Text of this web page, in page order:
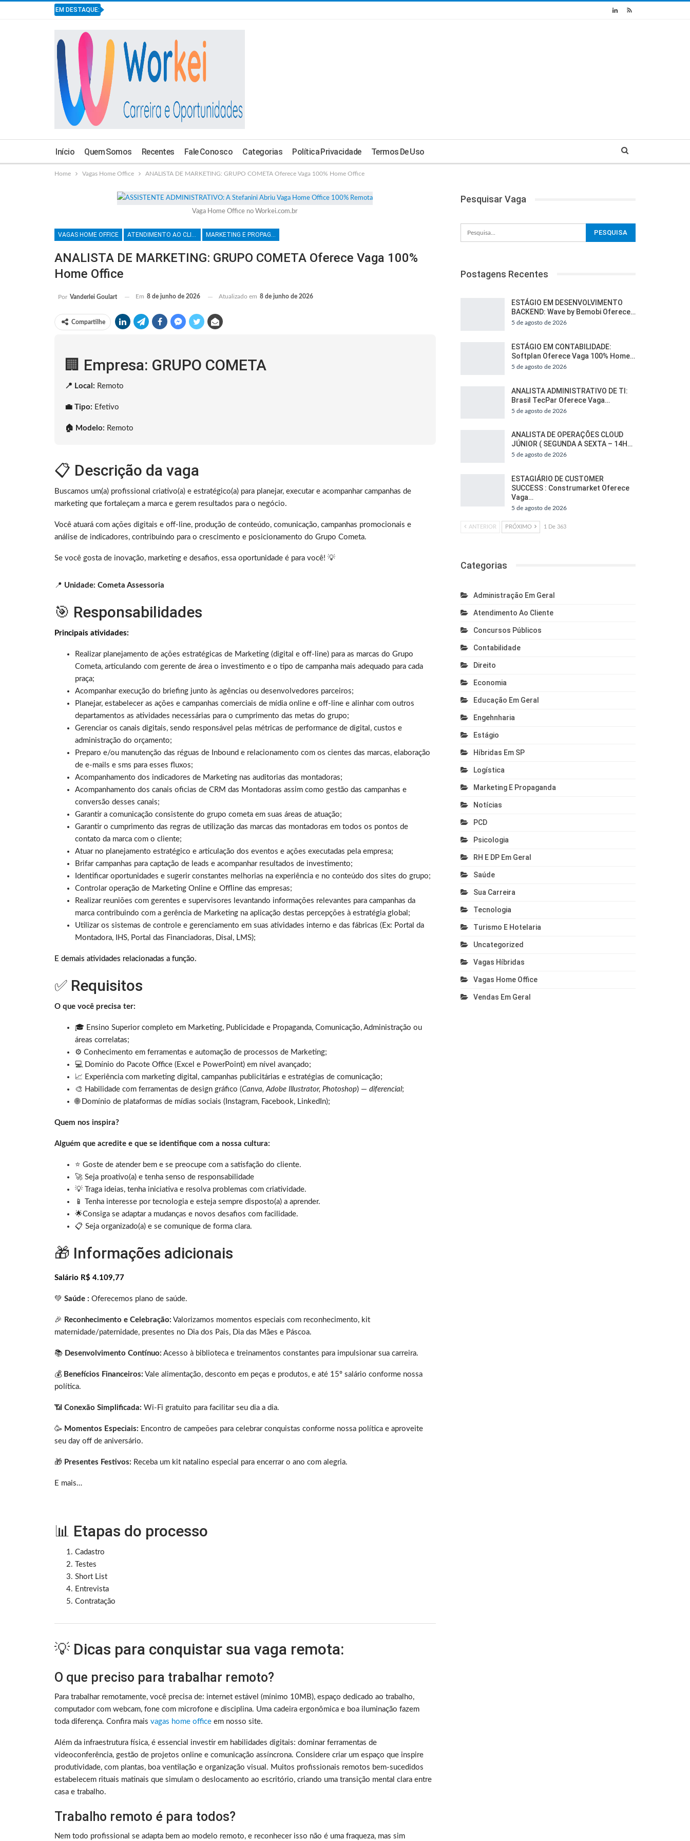
EM DESTAQUE:
Início Quem Somos Recentes Fale Conosco Categorias Política Privacidade Termos De Uso
Home Vagas Home Office ANALISTA DE MARKETING: GRUPO COMETA Oferece Vaga 100% Home Office
Vaga Home Office no Workei.com.br
VAGAS HOME OFFICE ATENDIMENTO AO CLIENTE MARKETING E PROPAGANDA
ANALISTA DE MARKETING: GRUPO COMETA Oferece Vaga 100%
Home Office
Por Vanderlei Goulart Em 8 de junho de 2026 Atualizado em 8 de junho de 2026
Compartilhe
🏢 Empresa: GRUPO COMETA
📍 Local: Remoto
💼 Tipo: Efetivo
🏠 Modelo: Remoto
📋 Descrição da vaga
Buscamos um(a) profissional criativo(a) e estratégico(a) para planejar, executar e acompanhar campanhas de
marketing que fortaleçam a marca e gerem resultados para o negócio.
Você atuará com ações digitais e off-line, produção de conteúdo, comunicação, campanhas promocionais e
análise de indicadores, contribuindo para o crescimento e posicionamento do Grupo Cometa.
Se você gosta de inovação, marketing e desafios, essa oportunidade é para você! 💡
📍 Unidade: Cometa Assessoria
🎯 Responsabilidades
Principais atividades:
Realizar planejamento de ações estratégicas de Marketing (digital e off-line) para as marcas do Grupo
Cometa, articulando com gerente de área o investimento e o tipo de campanha mais adequado para cada
praça;
Acompanhar execução do briefing junto às agências ou desenvolvedores parceiros;
Planejar, estabelecer as ações e campanhas comerciais de mídia online e off-line e alinhar com outros
departamentos as atividades necessárias para o cumprimento das metas do grupo;
Gerenciar os canais digitais, sendo responsável pelas métricas de performance de digital, custos e
administração do orçamento;
Preparo e/ou manutenção das réguas de Inbound e relacionamento com os cientes das marcas, elaboração
de e-mails e sms para esses fluxos;
Acompanhamento dos indicadores de Marketing nas auditorias das montadoras;
Acompanhamento dos canais oficias de CRM das Montadoras assim como gestão das campanhas e
conversão desses canais;
Garantir a comunicação consistente do grupo cometa em suas áreas de atuação;
Garantir o cumprimento das regras de utilização das marcas das montadoras em todos os pontos de
contato da marca com o cliente;
Atuar no planejamento estratégico e articulação dos eventos e ações executadas pela empresa;
Brifar campanhas para captação de leads e acompanhar resultados de investimento;
Identificar oportunidades e sugerir constantes melhorias na experiência e no conteúdo dos sites do grupo;
Controlar operação de Marketing Online e Offline das empresas;
Realizar reuniões com gerentes e supervisores levantando informações relevantes para campanhas da
marca contribuindo com a gerência de Marketing na aplicação destas percepções à estratégia global;
Utilizar os sistemas de controle e gerenciamento em suas atividades interno e das fábricas (Ex: Portal da
Montadora, IHS, Portal das Financiadoras, Disal, LMS);
E demais atividades relacionadas a função.
✅ Requisitos
O que você precisa ter:
🎓 Ensino Superior completo em Marketing, Publicidade e Propaganda, Comunicação, Administração ou
áreas correlatas;
⚙️ Conhecimento em ferramentas e automação de processos de Marketing;
💻 Domínio do Pacote Office (Excel e PowerPoint) em nível avançado;
📈 Experiência com marketing digital, campanhas publicitárias e estratégias de comunicação;
🎨 Habilidade com ferramentas de design gráfico (Canva, Adobe Illustrator, Photoshop) — diferencial;
🌐 Domínio de plataformas de mídias sociais (Instagram, Facebook, LinkedIn);
Quem nos inspira?
Alguém que acredite e que se identifique com a nossa cultura:
⭐ Goste de atender bem e se preocupe com a satisfação do cliente.
🚀 Seja proativo(a) e tenha senso de responsabilidade
💡 Traga ideias, tenha iniciativa e resolva problemas com criatividade.
📱 Tenha interesse por tecnologia e esteja sempre disposto(a) a aprender.
🌟Consiga se adaptar a mudanças e novos desafios com facilidade.
📋 Seja organizado(a) e se comunique de forma clara.
🎁 Informações adicionais
Salário R$ 4.109,77
💚 Saúde : Oferecemos plano de saúde.
🎉 Reconhecimento e Celebração: Valorizamos momentos especiais com reconhecimento, kit
maternidade/paternidade, presentes no Dia dos Pais, Dia das Mães e Páscoa.
📚 Desenvolvimento Contínuo: Acesso à biblioteca e treinamentos constantes para impulsionar sua carreira.
💰 Benefícios Financeiros: Vale alimentação, desconto em peças e produtos, e até 15º salário conforme nossa
política.
📶 Conexão Simplificada: Wi-Fi gratuito para facilitar seu dia a dia.
🥳 Momentos Especiais: Encontro de campeões para celebrar conquistas conforme nossa política e aproveite
seu day off de aniversário.
🎁 Presentes Festivos: Receba um kit natalino especial para encerrar o ano com alegria.
E mais…
📊 Etapas do processo
Cadastro
Testes
Short List
Entrevista
Contratação
💡 Dicas para conquistar sua vaga remota:
O que preciso para trabalhar remoto?
Para trabalhar remotamente, você precisa de: internet estável (mínimo 10MB), espaço dedicado ao trabalho,
computador com webcam, fone com microfone e disciplina. Uma cadeira ergonômica e boa iluminação fazem
toda diferença. Confira mais vagas home office em nosso site.
Além da infraestrutura física, é essencial investir em habilidades digitais: dominar ferramentas de
videoconferência, gestão de projetos online e comunicação assíncrona. Considere criar um espaço que inspire
produtividade, com plantas, boa ventilação e organização visual. Muitos profissionais remotos bem-sucedidos
estabelecem rituais matinais que simulam o deslocamento ao escritório, criando uma transição mental clara entre
casa e trabalho.
Trabalho remoto é para todos?
Nem todo profissional se adapta bem ao modelo remoto, e reconhecer isso não é uma fraqueza, mas sim
Pesquisar Vaga
Postagens Recentes
ESTÁGIO EM DESENVOLVIMENTO
BACKEND: Wave by Bemobi Oferece…
5 de agosto de 2026
ESTÁGIO EM CONTABILIDADE:
Softplan Oferece Vaga 100% Home…
5 de agosto de 2026
ANALISTA ADMINISTRATIVO DE TI:
Brasil TecPar Oferece Vaga…
5 de agosto de 2026
ANALISTA DE OPERAÇÕES CLOUD
JÚNIOR ( SEGUNDA A SEXTA – 14H…
5 de agosto de 2026
ESTAGIÁRIO DE CUSTOMER
SUCCESS : Construmarket Oferece
Vaga…
5 de agosto de 2026
ANTERIOR PRÓXIMO 1 De 363
Categorias
Administração Em Geral
Atendimento Ao Cliente
Concursos Públicos
Contabilidade
Direito
Economia
Educação Em Geral
Engehnharia
Estágio
Híbridas Em SP
Logística
Marketing E Propaganda
Notícias
PCD
Psicologia
RH E DP Em Geral
Saúde
Sua Carreira
Tecnologia
Turismo E Hotelaria
Uncategorized
Vagas Híbridas
Vagas Home Office
Vendas Em Geral